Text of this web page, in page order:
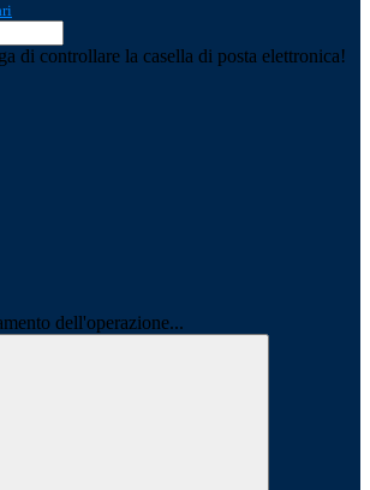
di controllare la casella di posta elettronica!
dell'operazione...